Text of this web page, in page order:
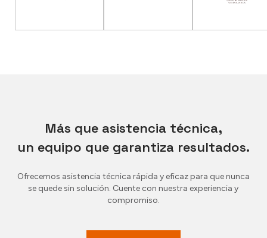
Más que asistencia técnica,
un equipo que garantiza resultados.
Ofrecemos asistencia técnica rápida y eficaz para que nunca
se quede sin solución. Cuente con nuestra experiencia y
compromiso.